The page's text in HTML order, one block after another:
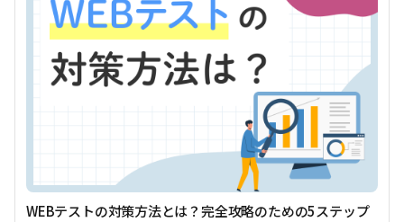
WEBテストの対策方法とは？完全攻略のための5ステップ